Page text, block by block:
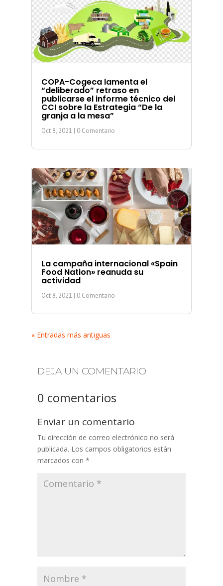
COPA-Cogeca lamenta el
“deliberado” retraso en
publicarse el informe técnico del
CCI sobre la Estrategia “De la
granja a la mesa”
Oct 8, 2021 | 0 Comentario
La campaña internacional «Spain
Food Nation» reanuda su
actividad
Oct 8, 2021 | 0 Comentario
« Entradas más antiguas
DEJA UN COMENTARIO
0 comentarios
Enviar un comentario
Tu dirección de correo electrónico no será
publicada. Los campos obligatorios están
marcados con *